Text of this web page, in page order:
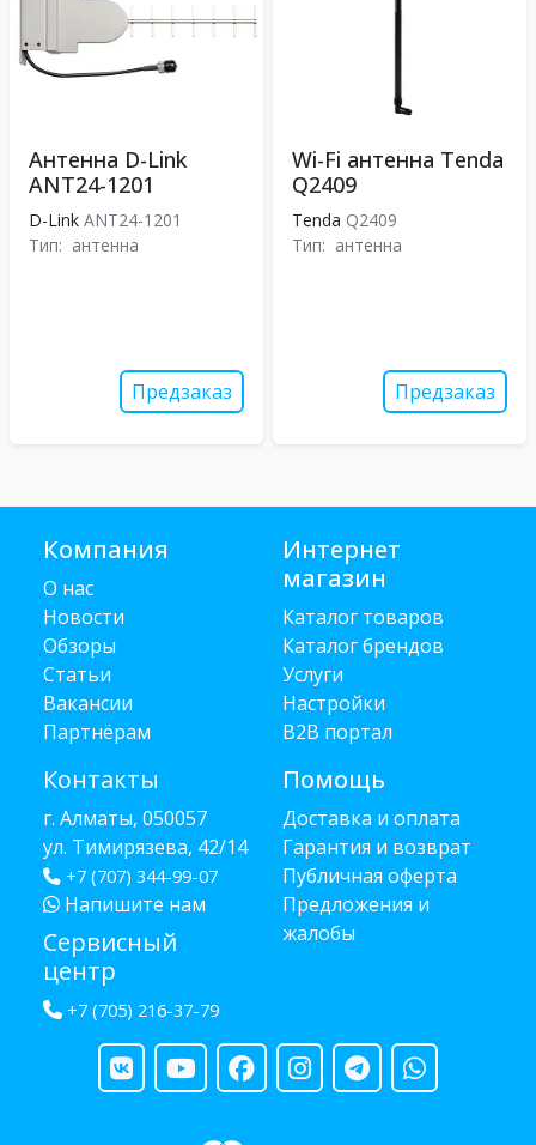
Антенна D-Link
ANT24-1201
D-Link ANT24-1201
Тип: антенна
Предзаказ
Wi-Fi антенна Tenda
Q2409
Tenda Q2409
Тип: антенна
Предзаказ
Компания
О нас
Новости
Обзоры
Статьи
Вакансии
Партнёрам
Контакты
г. Алматы, 050057
ул. Тимирязева, 42/14
+7 (707) 344-99-07
Напишите нам
Сервисный
центр
+7 (705) 216-37-79
Интернет
магазин
Каталог товаров
Каталог брендов
Услуги
Настройки
B2B портал
Помощь
Доставка и оплата
Гарантия и возврат
Публичная оферта
Предложения и
жалобы